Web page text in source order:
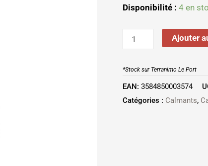
Disponibilité : 4 en
TRANSPORT
Ajouter
*Stock sur Terranimo Le Port
EAN: 3584850003574
Catégories : Calmants,